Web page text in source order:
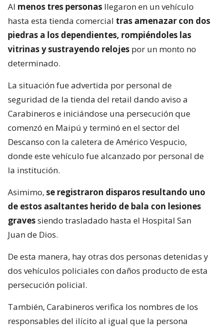
Al menos tres personas llegaron en un vehículo
hasta esta tienda comercial tras amenazar con dos
piedras a los dependientes, rompiéndoles las
vitrinas y sustrayendo relojes por un monto no
determinado.
La situación fue advertida por personal de
seguridad de la tienda del retail dando aviso a
Carabineros e iniciándose una persecución que
comenzó en Maipú y terminó en el sector del
Descanso con la caletera de Américo Vespucio,
donde este vehículo fue alcanzado por personal de
la institución.
Asimimo, se registraron disparos resultando uno
de estos asaltantes herido de bala con lesiones
gravessiendo trasladado hasta el Hospital San
Juan de Dios.
De esta manera, hay otras dos personas detenidas y
dos vehículos policiales con daños producto de esta
persecución policial.
También, Carabineros verifica los nombres de los
responsables del ilícito al igual que la persona